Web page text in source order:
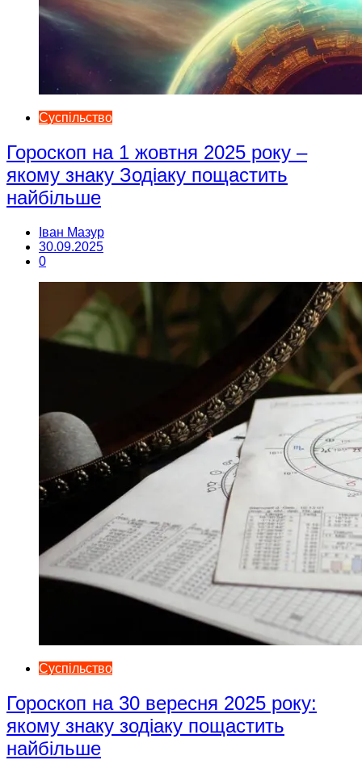
Суспільство
Гороскоп на 1 жовтня 2025 року –
якому знаку Зодіаку пощастить
найбільше
Іван Мазур
30.09.2025
0
Суспільство
Гороскоп на 30 вересня 2025 року:
якому знаку зодіаку пощастить
найбільше